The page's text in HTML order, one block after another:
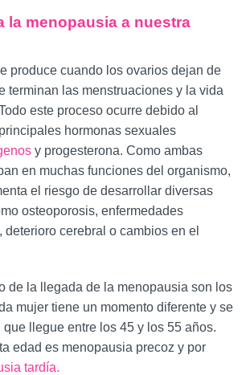
la menopausia a nuestra
produce cuando los ovarios dejan de
terminan las menstruaciones y la vida
este proceso ocurre debido al
hormonas sexuales
y progesterona. Como ambas
en muchas funciones del organismo,
el riesgo de desarrollar diversas
osteoporosis, enfermedades
cerebral o cambios en el
de la llegada de la menopausia son los
mujer tiene un momento diferente y se
llegue entre los 45 y los 55 años.
edad es menopausia precoz y por
tardía.